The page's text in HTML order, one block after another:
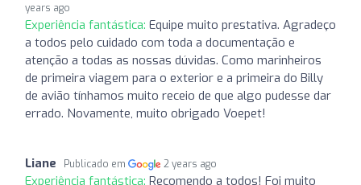
years ago
Experiência fantástica: Equipe muito prestativa. Agradeço
a todos pelo cuidado com toda a documentação e
atenção a todas as nossas dúvidas. Como marinheiros
de primeira viagem para o exterior e a primeira do Billy
de avião tínhamos muito receio de que algo pudesse dar
errado. Novamente, muito obrigado Voepet!
Liane Publicado em 2 years ago
Experiência fantástica: Recomendo a todos! Foi muito